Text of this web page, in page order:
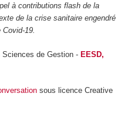
à contributions flash de la
de la crise sanitaire engendré
Covid-19.
de Gestion - EESD,
sous licence Creative